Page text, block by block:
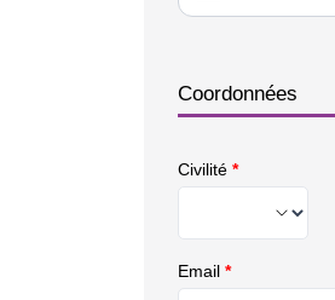
Coordonnées
Civilité *
Email *